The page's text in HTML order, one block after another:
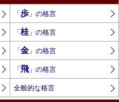
「歩」の格言
「桂」の格言
「金」の格言
「飛」の格言
全般的な格言